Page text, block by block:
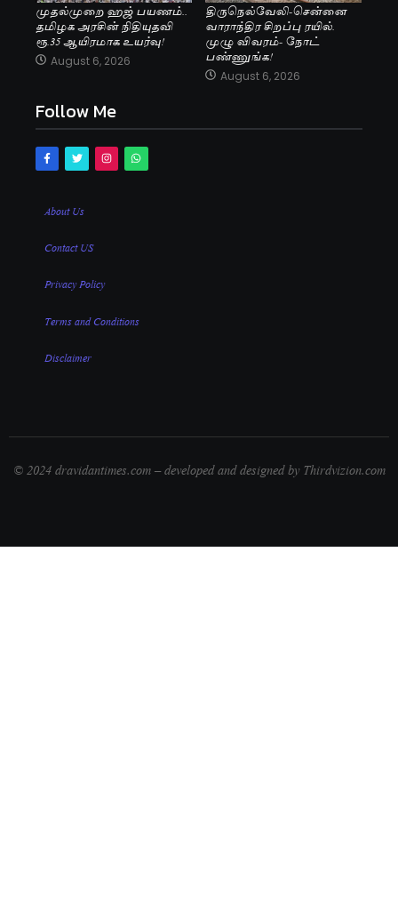
முதல்முறை ஹஜ் பயணம்..
தமிழக அரசின் நிதியுதவி
ரூ.35 ஆயிரமாக உயர்வு!
August 6, 2026
திருநெல்வேலி-சென்னை
வாராந்திர சிறப்பு ரயில்.
முழு விவரம்- நோட்
பண்ணுங்க!
August 6, 2026
Follow Me
About Us
Contact US
Privacy Policy
Terms and Conditions
Disclaimer
© 2024 dravidantimes.com – developed and designed by Thirdvizion.com